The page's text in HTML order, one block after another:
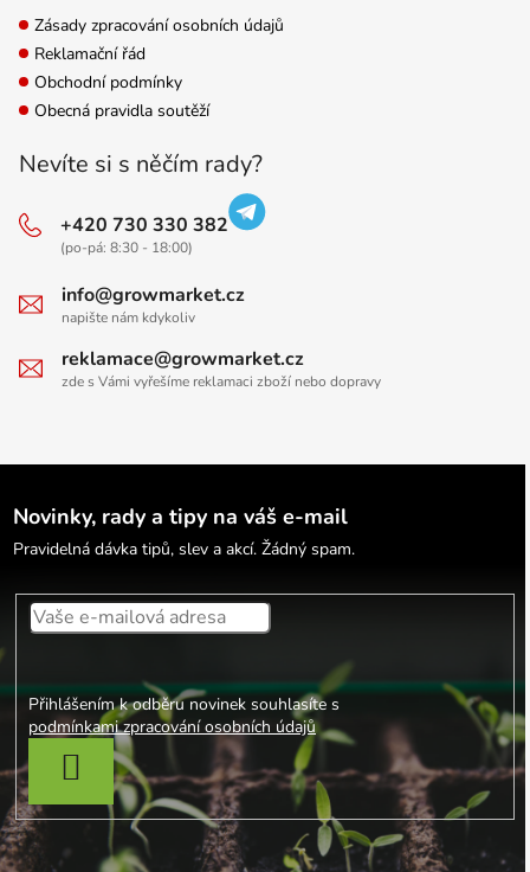
Zásady zpracování osobních údajů
Reklamační řád
Obchodní podmínky
Obecná pravidla soutěží
Nevíte si s něčím rady?
+420 730 330 382
(po-pá: 8:30 - 18:00)
info@growmarket.cz
napište nám kdykoliv
reklamace@growmarket.cz
zde s Vámi vyřešíme reklamaci zboží nebo dopravy
Novinky, rady a tipy na váš e-mail
Pravidelná dávka tipů, slev a akcí. Žádný spam.
Přihlášením k odběru novinek souhlasíte s
podmínkami zpracování osobních údajů
PŘIHLÁSIT SE